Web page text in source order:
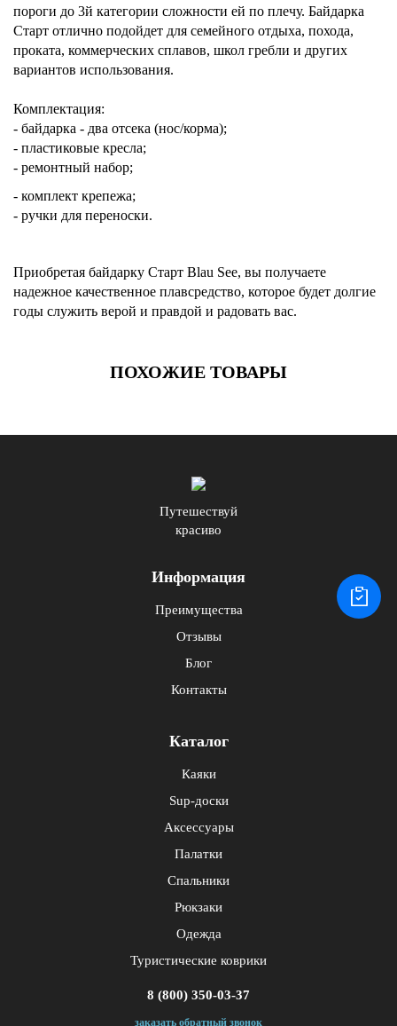
пороги до 3й категории сложности ей по плечу. Байдарка
Старт отлично подойдет для семейного отдыха, похода,
проката, коммерческих сплавов, школ гребли и других
вариантов использования.
Комплектация:
- байдарка - два отсека (нос/корма);
- пластиковые кресла;
- ремонтный набор;
- комплект крепежа;
- ручки для переноски.
Приобретая байдарку Старт Blau See, вы получаете
надежное качественное плавсредство, которое будет долгие
годы служить верой и правдой и радовать вас.
ПОХОЖИЕ ТОВАРЫ
Путешествуй
красиво
Информация
Преимущества
Отзывы
Блог
Контакты
Каталог
Каяки
Sup-доски
Аксессуары
Палатки
Спальники
Рюкзаки
Одежда
Туристические коврики
8 (800) 350-03-37
заказать обратный звонок